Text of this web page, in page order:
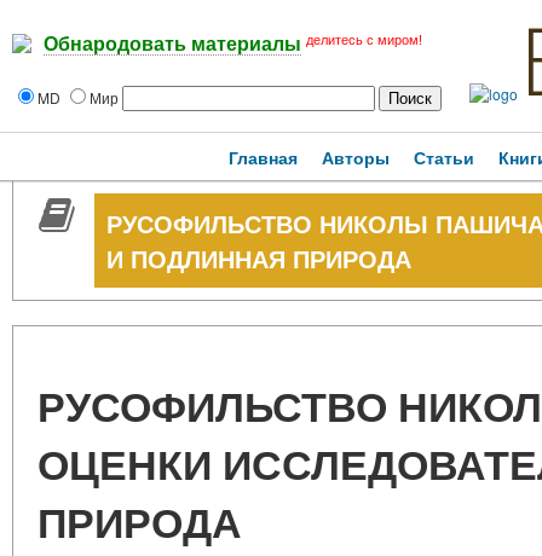
Обнародовать материалы делитесь с миром!
MD Мир
Главная Авторы Статьи
РУСОФИЛЬСТВО НИКОЛЫ
И ПОДЛИННАЯ ПРИРОДА
РУСОФИЛЬСТВО
ОЦЕНКИ
ПРИРОДА